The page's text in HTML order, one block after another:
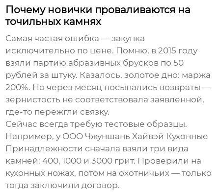
Почему новички проваливаются на
точильных камнях
Самая частая ошибка — закупка
исключительно по цене. Помню, в 2015 году
взяли партию абразивных брусков по 50
рублей за штуку. Казалось, золотое дно: маржа
200%. Но через месяц посыпались возвраты —
зернистость не соответствовала заявленной,
где-то пережгли связку.
Сейчас всегда требую тестовые образцы.
Например, у ООО Чжуншань Хайвэй Кухонные
Принадлежности сначала взяли три вида
камней: 400, 1000 и 3000 грит. Проверили на
кухонных ножах, потом на охотничьих — только
тогда заключили договор.